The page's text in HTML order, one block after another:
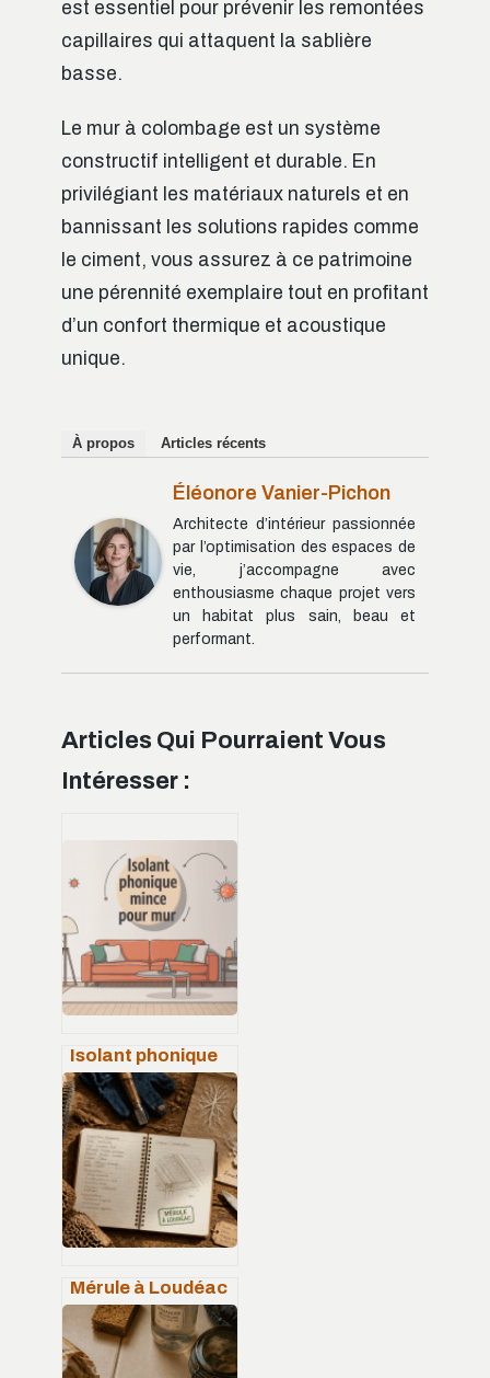
est essentiel pour prévenir les remontées
capillaires qui attaquent la sablière
basse.
Le mur à colombage est un système
constructif intelligent et durable. En
privilégiant les matériaux naturels et en
bannissant les solutions rapides comme
le ciment, vous assurez à ce patrimoine
une pérennité exemplaire tout en profitant
d’un confort thermique et acoustique
unique.
À propos Articles récents
Éléonore Vanier-Pichon
Architecte d’intérieur passionnée
par l’optimisation des espaces de
vie, j’accompagne avec
enthousiasme chaque projet vers
un habitat plus sain, beau et
performant.
Articles Qui Pourraient Vous
Intéresser :
Isolant phonique
mince pour mur :
choisir et poser le
bon matériau
Mérule à Loudéac
: 4 arrêtés
préfectoraux et 3
étapes pour